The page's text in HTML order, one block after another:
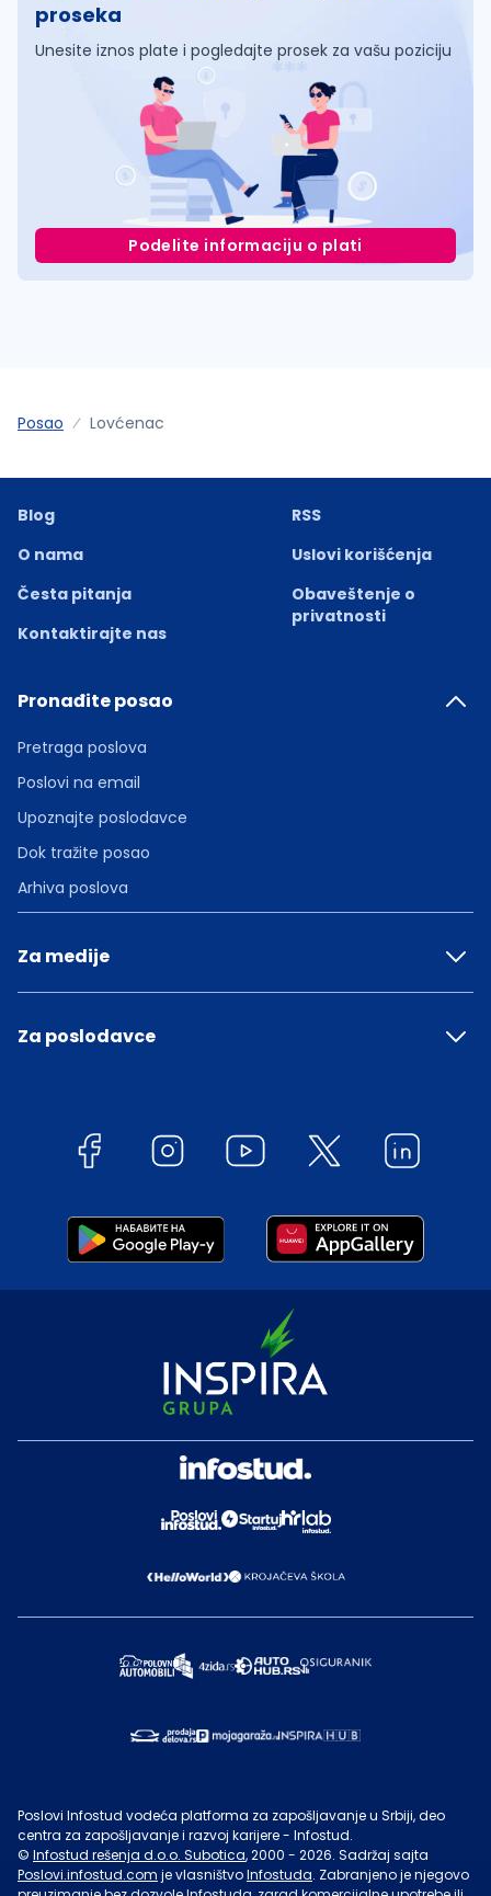
proseka
Unesite iznos plate i pogledajte prosek za vašu poziciju
Podelite informaciju o plati
Posao Lovćenac
Blog
O nama
Česta pitanja
Kontaktirajte nas
RSS
Uslovi korišćenja
Obaveštenje o
privatnosti
Pronađite posao
Pretraga poslova
Poslovi na email
Upoznajte poslodavce
Dok tražite posao
Arhiva poslova
Za medije
Za poslodavce
Poslovi Infostud vodeća platforma za zapošljavanje u Srbiji, deo
centra za zapošljavanje i razvoj karijere - Infostud.
© Infostud rešenja d.o.o. Subotica, 2000 - 2026. Sadržaj sajta
Poslovi.infostud.com je vlasništvoInfostuda. Zabranjeno je njegovo